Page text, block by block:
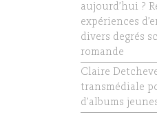
aujourd’hui ?
expériences
divers degrés
romande
Claire
transmédiale
d’albums